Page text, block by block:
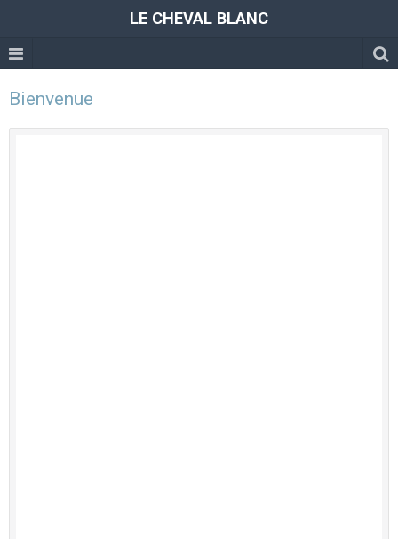
LE CHEVAL BLANC
Bienvenue